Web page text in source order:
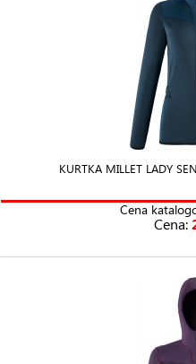
KURTKA MILLET LADY
Cena
Cena: